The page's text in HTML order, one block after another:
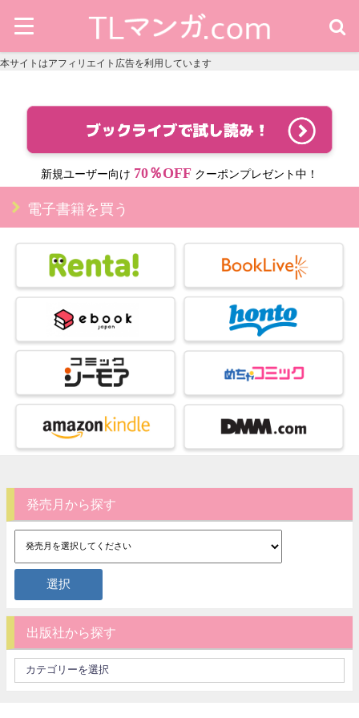
本サイトはアフィリエイト広告を利用しています
新規ユーザー向け 70％OFF クーポンプレゼント中！
電子書籍を買う
発売月から探す
出版社から探す